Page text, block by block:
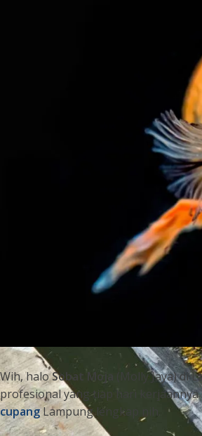
Wih, haloSobat Moja (Molly Jaya) di
profesional yang tiap hari
cupangLampung lengkap nih.